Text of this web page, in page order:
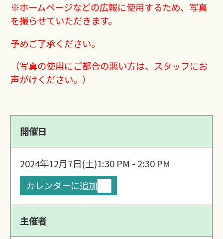
※ホームページなどの広報に使用するため、写真
を撮らせていただきます。
予めご了承ください。
（写真の使用にご都合の悪い方は、スタッフにお
声がけください。）
開催日
2024年12月7日(土)1:30 PM - 2:30 PM
カレンダーに追加
主催者